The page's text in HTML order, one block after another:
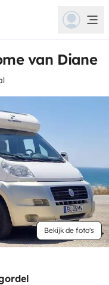
van Diane
Bekijk de foto's